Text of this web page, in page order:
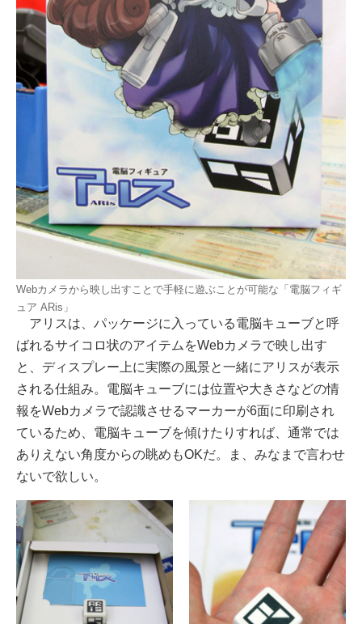
Webカメラから映し出すことで手軽に遊ぶことが可能な「電脳フィギ
ュア ARis」
アリスは、パッケージに入っている電脳キューブと呼
ばれるサイコロ状のアイテムをWebカメラで映し出す
と、ディスプレー上に実際の風景と一緒にアリスが表示
される仕組み。電脳キューブには位置や大きさなどの情
報をWebカメラで認識させるマーカーが6面に印刷され
ているため、電脳キューブを傾けたりすれば、通常では
ありえない角度からの眺めもOKだ。ま、みなまで言わせ
ないで欲しい。